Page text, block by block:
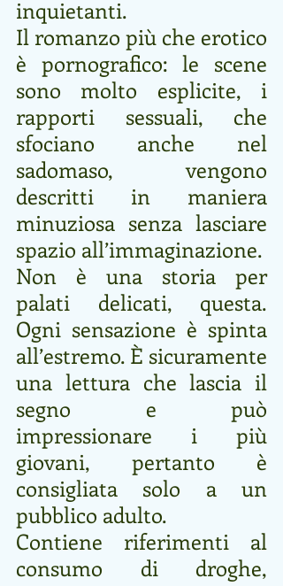
inquietanti.
Il romanzo più che erotico
è pornografico: le scene
sono molto esplicite, i
rapporti sessuali, che
sfociano anche nel
sadomaso, vengono
descritti in maniera
minuziosa senza lasciare
spazio all’immaginazione.
Non è una storia per
palati delicati, questa.
Ogni sensazione è spinta
all’estremo. È sicuramente
una lettura che lascia il
segno e può
impressionare i più
giovani, pertanto è
consigliata solo a un
pubblico adulto.
Contiene riferimenti al
consumo di droghe,